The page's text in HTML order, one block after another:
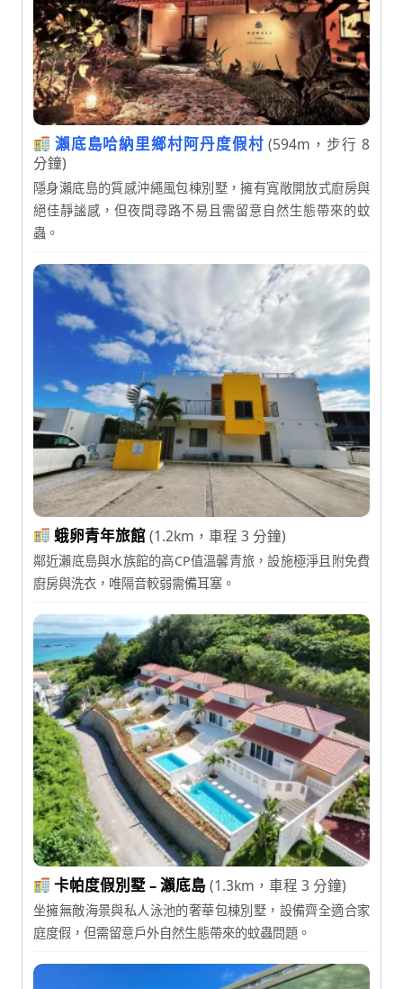
瀨底島哈納里鄉村阿丹度假村 (594m，步行 8
分鐘)
隱身瀨底島的質感沖繩風包棟別墅，擁有寬敞開放式廚房與
絕佳靜謐感，但夜間尋路不易且需留意自然生態帶來的蚊
蟲。
蛾卵青年旅館(1.2km，車程 3 分鐘)
鄰近瀨底島與水族館的高CP值溫馨青旅，設施極淨且附免費
廚房與洗衣，唯隔音較弱需備耳塞。
卡帕度假別墅 – 瀨底島(1.3km，車程 3 分鐘)
坐擁無敵海景與私人泳池的奢華包棟別墅，設備齊全適合家
庭度假，但需留意戶外自然生態帶來的蚊蟲問題。